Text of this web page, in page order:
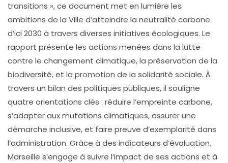
transitions », ce document met en lumière les
ambitions de la Ville d’atteindre la neutralité carbone
d’ici 2030 à travers diverses initiatives écologiques. Le
rapport présente les actions menées dans la lutte
contre le changement climatique, la préservation de la
biodiversité, et la promotion de la solidarité sociale. À
travers un bilan des politiques publiques, il souligne
quatre orientations clés : réduire l’empreinte carbone,
s’adapter aux mutations climatiques, assurer une
démarche inclusive, et faire preuve d’exemplarité dans
l’administration. Grâce à des indicateurs d’évaluation,
Marseille s’engage à suivre l’impact de ses actions et à